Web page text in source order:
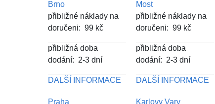
Brno
přibližné náklady na
doručeni: 99 kč
přibližná doba
dodání: 2-3 dní
DALŠÍ INFORMACE
Praha
Most
přibližné náklady na
doručeni: 99 kč
přibližná doba
dodání: 2-3 dní
DALŠÍ INFORMACE
Karlovy Vary